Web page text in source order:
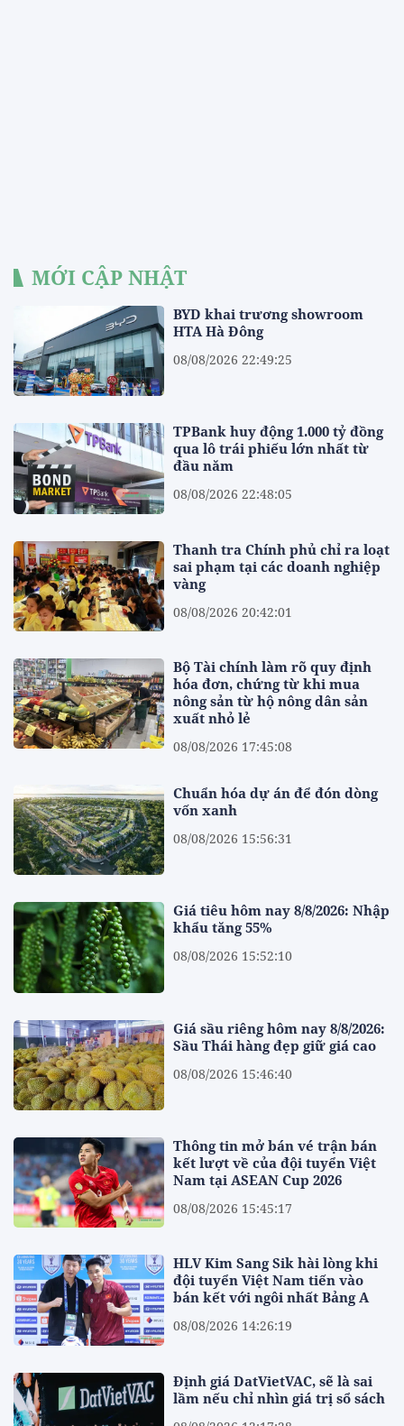
MỚI CẬP NHẬT
BYD khai trương showroom
HTA Hà Đông
08/08/2026 22:49:25
TPBank huy động 1.000 tỷ đồng
qua lô trái phiếu lớn nhất từ
đầu năm
08/08/2026 22:48:05
Thanh tra Chính phủ chỉ ra loạt
sai phạm tại các doanh nghiệp
vàng
08/08/2026 20:42:01
Bộ Tài chính làm rõ quy định
hóa đơn, chứng từ khi mua
nông sản từ hộ nông dân sản
xuất nhỏ lẻ
08/08/2026 17:45:08
Chuẩn hóa dự án để đón dòng
vốn xanh
08/08/2026 15:56:31
Giá tiêu hôm nay 8/8/2026: Nhập
khẩu tăng 55%
08/08/2026 15:52:10
Giá sầu riêng hôm nay 8/8/2026:
Sầu Thái hàng đẹp giữ giá cao
08/08/2026 15:46:40
Thông tin mở bán vé trận bán
kết lượt về của đội tuyển Việt
Nam tại ASEAN Cup 2026
08/08/2026 15:45:17
HLV Kim Sang Sik hài lòng khi
đội tuyển Việt Nam tiến vào
bán kết với ngôi nhất Bảng A
08/08/2026 14:26:19
Định giá DatVietVAC, sẽ là sai
lầm nếu chỉ nhìn giá trị sổ sách